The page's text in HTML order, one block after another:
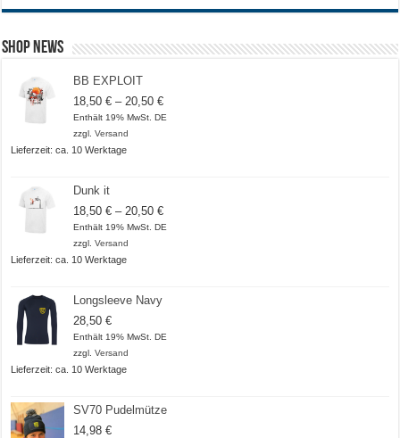
Shop News
BB EXPLOIT
18,50€ – 20,50€Preisspanne:
18,50 €
Enthält 19% MwSt. DE
zzgl.Versand
Lieferzeit: ca. 10 Werktage
Dunk it
18,50€ – 20,50€Preisspanne:
18,50 €
Enthält 19% MwSt. DE
zzgl.Versand
Lieferzeit: ca. 10 Werktage
Longsleeve Navy
28,50€
Enthält 19% MwSt. DE
zzgl.Versand
Lieferzeit: ca. 10 Werktage
SV70 Pudelmütze
14,98€